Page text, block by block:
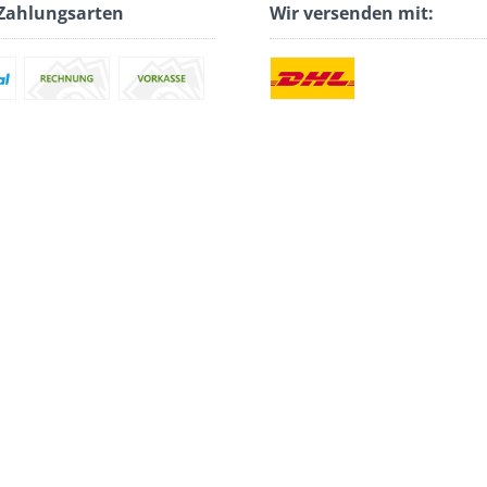
Wir versenden mit: